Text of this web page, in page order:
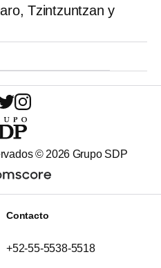
Tzintzuntzan y
© 2026 Grupo SDP
Contacto
+52-55-5538-5518